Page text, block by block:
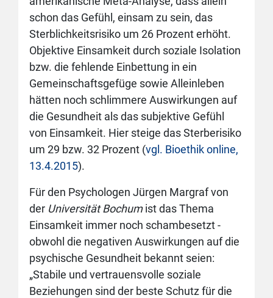
schon das Gefühl, einsam zu sein, das
Sterblichkeitsrisiko um 26 Prozent erhöht.
Objektive Einsamkeit durch soziale Isolation
bzw. die fehlende Einbettung in ein
Gemeinschaftsgefüge sowie Alleinleben
hätten noch schlimmere Auswirkungen auf
die Gesundheit als das subjektive Gefühl
von Einsamkeit. Hier steige das Sterberisiko
um 29 bzw. 32 Prozent (vgl. Bioethik online,
13.4.2015).
Für den Psychologen Jürgen Margraf von
der Universität Bochumist das Thema
Einsamkeit immer noch schambesetzt -
obwohl die negativen Auswirkungen auf die
psychische Gesundheit bekannt seien:
„Stabile und vertrauensvolle soziale
Beziehungen sind der beste Schutz für die